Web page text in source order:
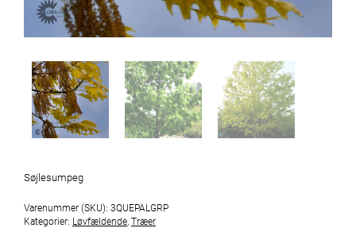
Søjlesumpeg
Varenummer (SKU): 3QUEPALGRP
Kategorier: Løvfældende Træer